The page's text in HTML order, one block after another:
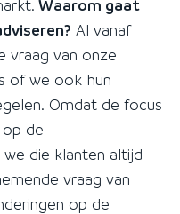
Waarom gaat
Al vanaf
vraag van onze
of we ook hun
Omdat de focus
de
die klanten altijd
vraag van
op de